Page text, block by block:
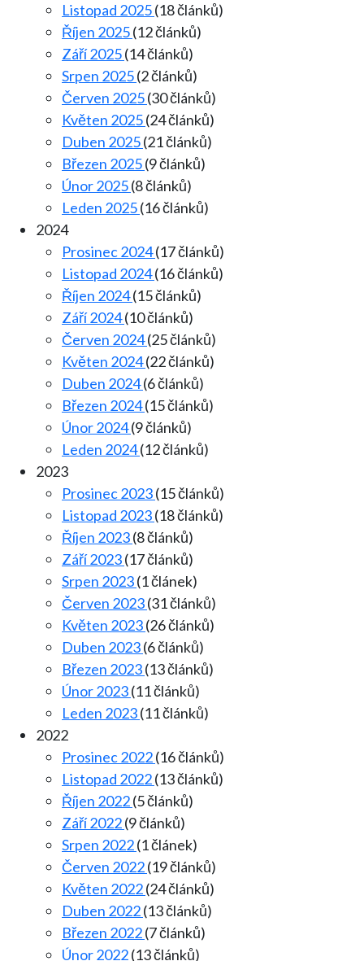
Listopad 2025(18 článků)
Říjen 2025(12 článků)
Září 2025(14 článků)
Srpen 2025(2 článků)
Červen 2025(30 článků)
Květen 2025(24 článků)
Duben 2025(21 článků)
Březen 2025(9 článků)
Únor 2025(8 článků)
Leden 2025(16 článků)
2024
Prosinec 2024(17 článků)
Listopad 2024(16 článků)
Říjen 2024(15 článků)
Září 2024(10 článků)
Červen 2024(25 článků)
Květen 2024(22 článků)
Duben 2024(6 článků)
Březen 2024(15 článků)
Únor 2024(9 článků)
Leden 2024(12 článků)
2023
Prosinec 2023(15 článků)
Listopad 2023(18 článků)
Říjen 2023(8 článků)
Září 2023(17 článků)
Srpen 2023(1 článek)
Červen 2023(31 článků)
Květen 2023(26 článků)
Duben 2023(6 článků)
Březen 2023(13 článků)
Únor 2023(11 článků)
Leden 2023(11 článků)
2022
Prosinec 2022(16 článků)
Listopad 2022(13 článků)
Říjen 2022(5 článků)
Září 2022(9 článků)
Srpen 2022(1 článek)
Červen 2022(19 článků)
Květen 2022(24 článků)
Duben 2022(13 článků)
Březen 2022(7 článků)
Únor 2022(13 článků)